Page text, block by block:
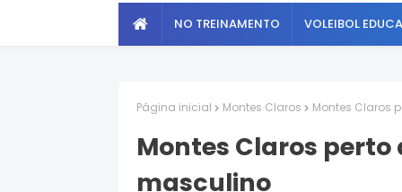
NO TREINAMENTO VOLEIBOL
Página inicial Montes Claros Montes Claros
Montes Claros perto
masculino